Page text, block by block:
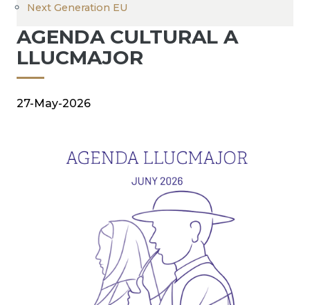
Next Generation EU
AGENDA CULTURAL A
LLUCMAJOR
27-May-2026